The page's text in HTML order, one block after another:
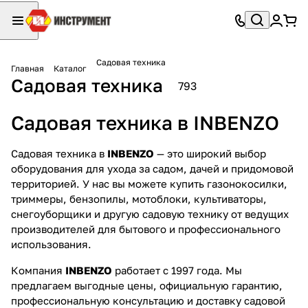
Главная Каталог
Садовая техника
Садовая техника 793
Садовая техника в INBENZO
Садовая техника в INBENZO — это широкий выбор
оборудования для ухода за садом, дачей и придомовой
территорией. У нас вы можете купить газонокосилки,
триммеры, бензопилы, мотоблоки, культиваторы,
снегоуборщики и другую садовую технику от ведущих
производителей для бытового и профессионального
использования.
Компания INBENZO работает с 1997 года. Мы
предлагаем выгодные цены, официальную гарантию,
профессиональную консультацию и доставку садовой